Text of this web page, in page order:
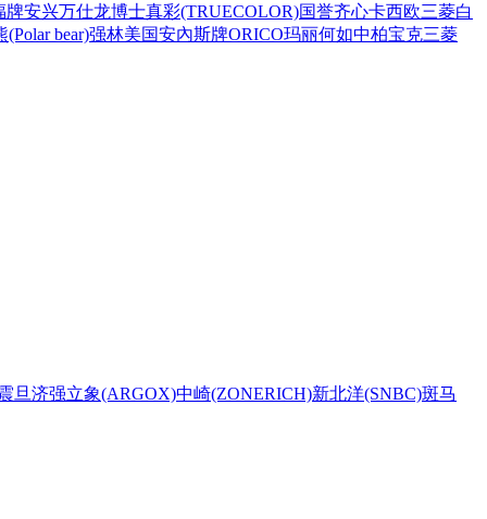
牌安兴万仕龙博士真彩(TRUECOLOR)国誉齐心卡西欧三菱白
(Polar bear)强林美国安內斯牌ORICO玛丽何如中柏宝克三菱
旦济强立象(ARGOX)中崎(ZONERICH)新北洋(SNBC)斑马